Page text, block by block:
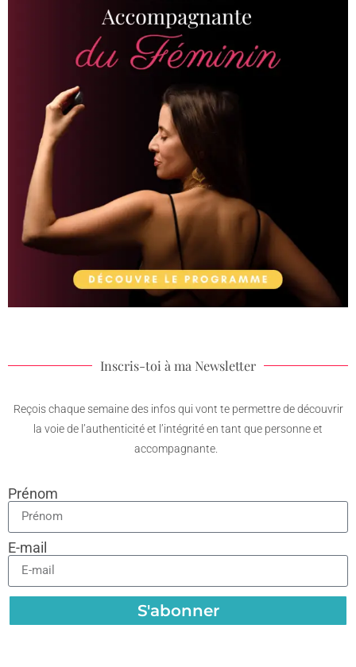
Inscris-toi à ma Newsletter
Reçois chaque semaine des infos qui vont te permettre de découvrir
la voie de l’authenticité et l’intégrité en tant que personne et
accompagnante.
Prénom
E-mail
S'abonner